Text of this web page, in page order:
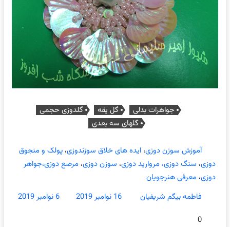
جواهرات بدلی گل یقه
گلدوزی حجمی
گلهای سه بعدی
آموزش سوزن دوزی،ایده های خلاق سوزندوزی،پولک و منجوق
دوزی، سنگ دوزی، مروارید دوزی، سوزن دوزی،مرصع دوزی،جواهر
دوزی،معرفی هنرجویان
فاطمه بیگم شریفیان
16 نوامبر 2019
6 نوامبر 2019
0